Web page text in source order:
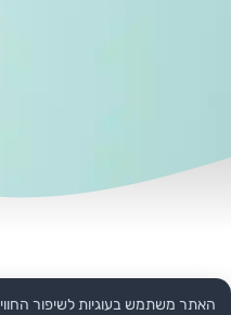
האתר משתמש בעוגיות לשיפור